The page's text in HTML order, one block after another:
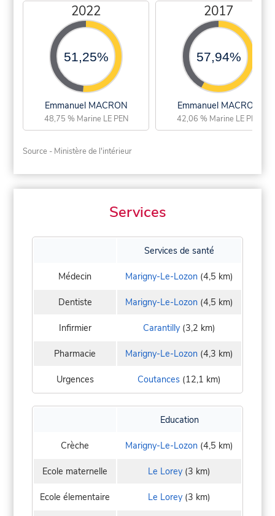
2022
51,25%
Emmanuel MACRON
48,75 % Marine LE PEN
2017
57,94%
Emmanuel MACRON
42,06 % Marine LE PEN
Source - Ministère de l'intérieur
Services
Services de santé
Médecin Marigny-Le-Lozon (4,5 km)
Dentiste Marigny-Le-Lozon (4,5 km)
Infirmier Carantilly (3,2 km)
Pharmacie Marigny-Le-Lozon (4,3 km)
Urgences Coutances (12,1 km)
Education
Crèche Marigny-Le-Lozon (4,5 km)
Ecole maternelle Le Lorey (3 km)
Ecole élementaire Le Lorey (3 km)